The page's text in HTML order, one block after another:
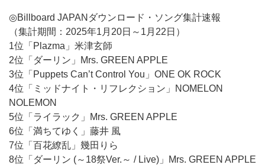
◎Billboard JAPANダウンロード・ソング集計速報
（集計期間：2025年1月20日～1月22日）
1位「Plazma」米津玄師
2位「ダーリン」Mrs. GREEN APPLE
3位「Puppets Can’t Control You」ONE OK ROCK
4位「ミッドナイト・リフレクション」NOMELON
NOLEMON
5位「ライラック」Mrs. GREEN APPLE
6位「満ちてゆく」藤井 風
7位「百花繚乱」幾田りら
8位「 ダーリン (～18祭Ver.～ / Live) 」Mrs. GREEN APPLE